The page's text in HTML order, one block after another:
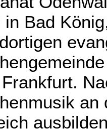
in Bad
an